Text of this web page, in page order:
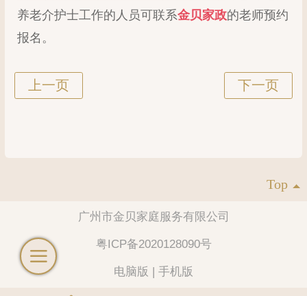
养老介护士工作的人员可联系金贝家政的老师预约
报名。
Top
广州市金贝家庭服务有限公司
粤ICP备2020128090号
电脑版 手机版